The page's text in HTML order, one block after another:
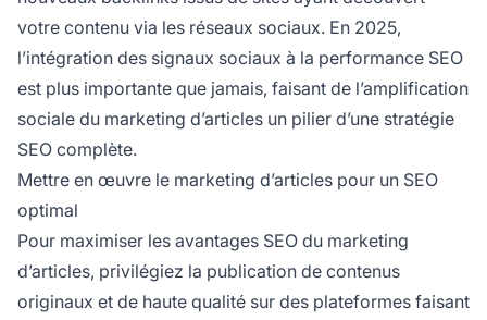
votre contenu via les réseaux sociaux. En 2025,
l’intégration des signaux sociaux à la performance SEO
est plus importante que jamais, faisant de l’amplification
sociale du marketing d’articles un pilier d’une stratégie
SEO complète.
Mettre en œuvre le marketing d’articles pour un SEO
optimal
Pour maximiser les avantages SEO du marketing
d’articles, privilégiez la publication de contenus
originaux et de haute qualité sur des plateformes faisant